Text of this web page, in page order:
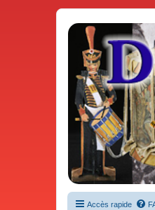
De
Forums de discussions
Accès rapide